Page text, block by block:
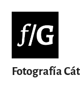
contenido
Fotografía